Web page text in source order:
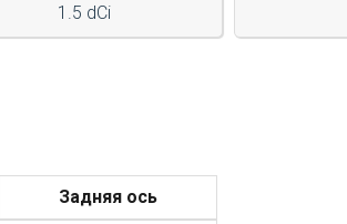
1.5 dCi
Задняя ось